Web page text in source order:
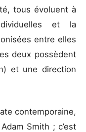
tous évoluent à
et la
entre elles
deux possèdent
et une direction
contemporaine,
Smith ; c’est